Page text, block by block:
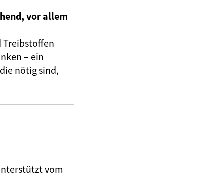
vor allem
Treibstoffen
– ein
nötig sind,
vom